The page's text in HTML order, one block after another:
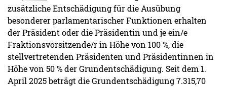
zusätzliche Entschädigung für die Ausübung
besonderer parlamentarischer Funktionen erhalten
der Präsident oder die Präsidentin und je ein/e
Fraktionsvorsitzende/r in Höhe von 100 %, die
stellvertretenden Präsidenten und Präsidentinnen in
Höhe von 50 % der Grundentschädigung. Seit dem 1.
April 2025 beträgt die Grundentschädigung 7.315,70